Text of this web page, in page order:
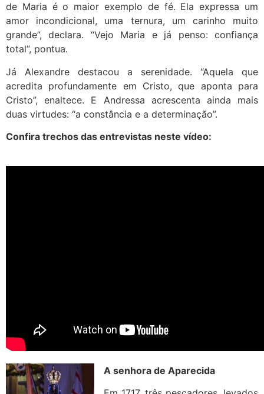
de Maria é o maior exemplo de fé. Ela expressa um
amor incondicional, uma ternura, um carinho muito
grande”, declara. “Vejo Maria e já penso: confiança
total”, pontua.
Já Alexandre destacou a serenidade. “Aquela que
acredita profundamente em Cristo, que aponta para
Cristo”, enaltece. E Andressa acrescenta ainda mais
duas virtudes: “a constância e a determinação”.
Confira trechos das entrevistas neste vídeo:
A senhora de Aparecida